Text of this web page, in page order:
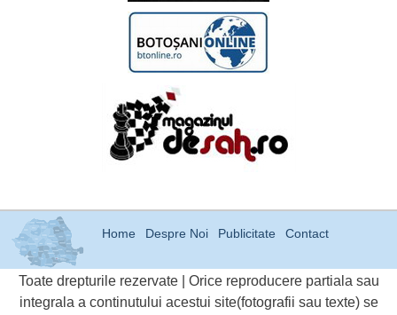
Home Despre Noi Publicitate Contact
Toate drepturile rezervate | Orice reproducere partiala sau
integrala a continutului acestui site(fotografii sau texte) se